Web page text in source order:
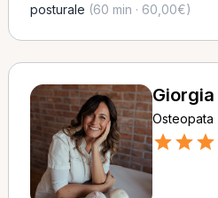
posturale (60 min · 60,00€)
Osteopata